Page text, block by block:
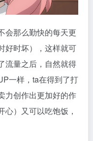
会那么勤快的每天更
好时坏），这样就可
流量之后，自然就得
一样，ta在得到了打
力创作出更加好的作
）又可以吃饱饭，